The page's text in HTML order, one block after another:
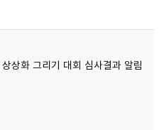
상화 그리기 대회 심사결과 알림